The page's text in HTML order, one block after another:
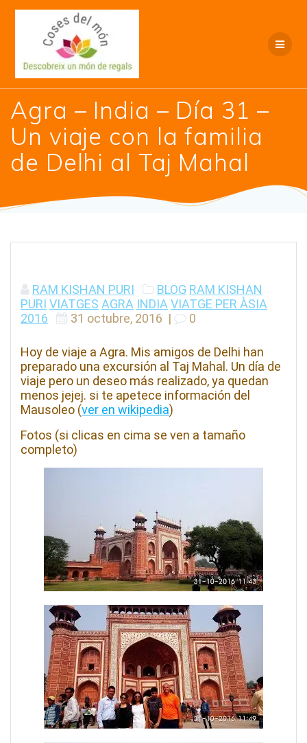
Saltar
contenido
Agra – India – Día 31 –
Un viaje con la familia
de Delhi al Taj Mahal
RAM KISHAN PURI BLOG RAM KISHAN
PURI VIATGES AGRA INDIAVIATGE PER ÀSIA
2016
31 octubre, 2016 | 0
Hoy de viaje a Agra. Mis amigos de Delhi han
preparado una excursión al Taj Mahal. Un día de
viaje pero un deseo más realizado, ya quedan
menos jejej. si te apetece información del
Mausoleo (ver en wikipedia)
Fotos (si clicas en cima se ven a tamaño
completo)